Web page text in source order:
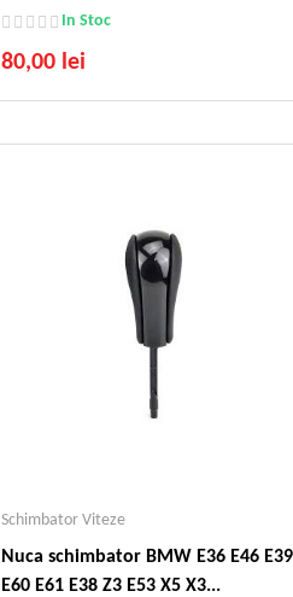
In Stoc
80,00 lei
Schimbator Viteze
Nuca schimbator BMW E36 E46 E39
E60 E61 E38 Z3 E53 X5 X3...